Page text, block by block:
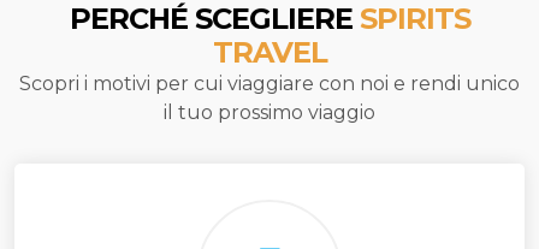
PERCHÉ SCEGLIERE SPIRITS
TRAVEL
Scopri i motivi per cui viaggiare con noi e rendi unico
il tuo prossimo viaggio